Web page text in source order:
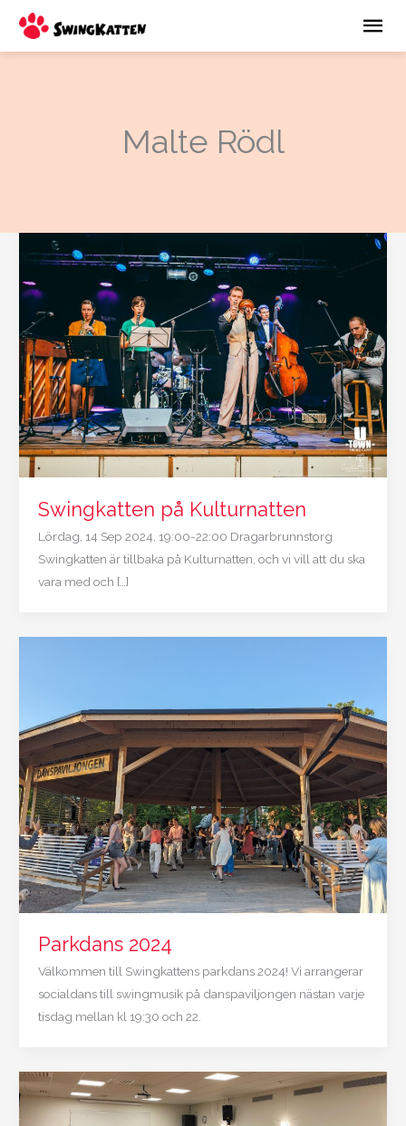
Hoppa
innehåll
Malte Rödl
Swingkatten på Kulturnatten
Lördag, 14 Sep 2024, 19:00-22:00 Dragarbrunnstorg
Swingkatten är tillbaka på Kulturnatten, och vi vill att du ska
vara med och […]
Parkdans 2024
Välkommen till Swingkattens parkdans 2024! Vi arrangerar
socialdans till swingmusik på danspaviljongen nästan varje
tisdag mellan kl 19:30 och 22.